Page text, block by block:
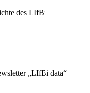
des LIfBi
„LIfBi data“